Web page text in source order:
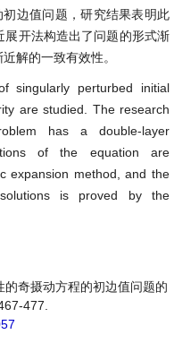
边值问题，研究结果表明此
开法构造出了问题的形式渐
解的一致有效性。
singularly perturbed initial
are studied. The research
has a double-layer
of the equation are
expansion method, and the
is proved by the
奇摄动方程的初边值问题的
477.